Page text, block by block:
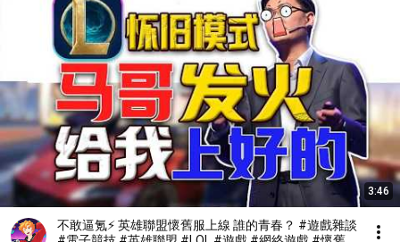
3:46
不敢逼氪⚡ 英雄聯盟懷舊服上線 誰的青春？ #遊戲雜談